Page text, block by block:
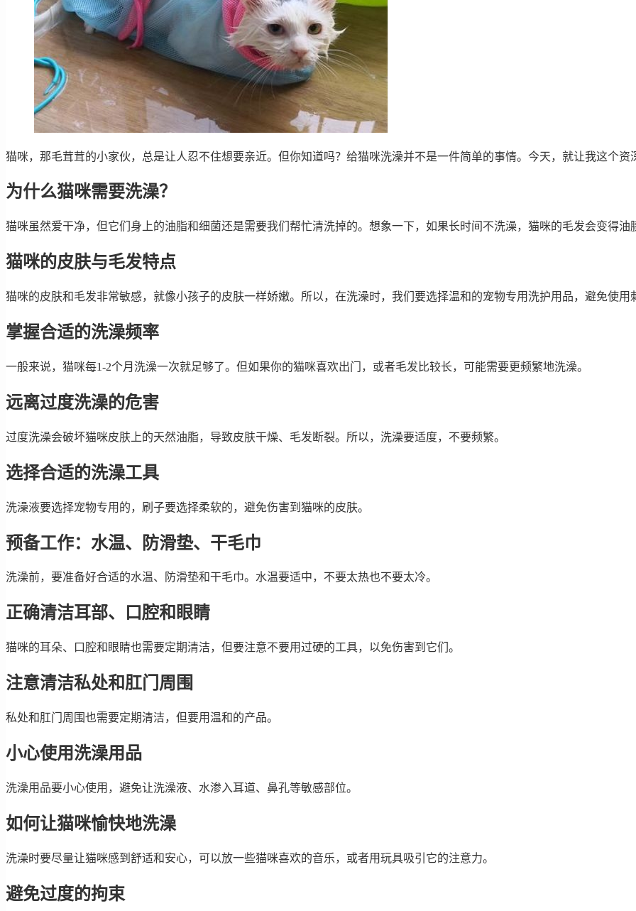
猫咪，那毛茸茸的小家伙，总是让人忍不住想要亲近。但你知道吗？给猫咪洗澡并不是一件简单的事情。今天，就让我这个资
为什么猫咪需要洗澡？
猫咪虽然爱干净，但它们身上的油脂和细菌还是需要我们帮忙清洗掉的。想象一下，如果长时间不洗澡，猫咪的毛发会变得油
猫咪的皮肤与毛发特点
猫咪的皮肤和毛发非常敏感，就像小孩子的皮肤一样娇嫩。所以，在洗澡时，我们要选择温和的宠物专用洗护用品，避免使用
掌握合适的洗澡频率
一般来说，猫咪每1-2个月洗澡一次就足够了。但如果你的猫咪喜欢出门，或者毛发比较长，可能需要更频繁地洗澡。
远离过度洗澡的危害
过度洗澡会破坏猫咪皮肤上的天然油脂，导致皮肤干燥、毛发断裂。所以，洗澡要适度，不要频繁。
选择合适的洗澡工具
洗澡液要选择宠物专用的，刷子要选择柔软的，避免伤害到猫咪的皮肤。
预备工作：水温、防滑垫、干毛巾
洗澡前，要准备好合适的水温、防滑垫和干毛巾。水温要适中，不要太热也不要太冷。
正确清洁耳部、口腔和眼睛
猫咪的耳朵、口腔和眼睛也需要定期清洁，但要注意不要用过硬的工具，以免伤害到它们。
注意清洁私处和肛门周围
私处和肛门周围也需要定期清洁，但要用温和的产品。
小心使用洗澡用品
洗澡用品要小心使用，避免让洗澡液、水渗入耳道、鼻孔等敏感部位。
如何让猫咪愉快地洗澡
洗澡时要尽量让猫咪感到舒适和安心，可以放一些猫咪喜欢的音乐，或者用玩具吸引它的注意力。
避免过度的拘束